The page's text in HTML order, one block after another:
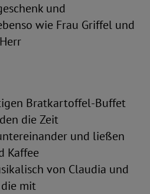
und
wie Frau Griffel und
Bratkartoffel-Buffet
die Zeit
und ließen
Kaffee
von Claudia und
mit